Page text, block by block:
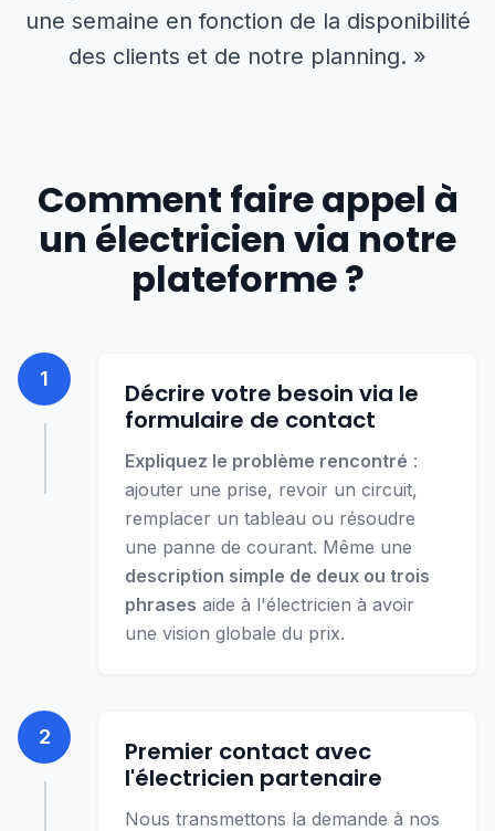
une semaine en fonction de la disponibilité
des clients et de notre planning. »
Comment faire appel à
un électricien via notre
plateforme ?
1
Décrire votre besoin via le
formulaire de contact
Expliquez le problème rencontré :
ajouter une prise, revoir un circuit,
remplacer un tableau ou résoudre
une panne de courant. Même une
description simple de deux ou trois
phrases aide à l'électricien à avoir
une vision globale du prix.
2
Premier contact avec
l'électricien partenaire
Nous transmettons la demande à nos